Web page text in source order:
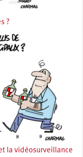
?
la vidéosurveillance